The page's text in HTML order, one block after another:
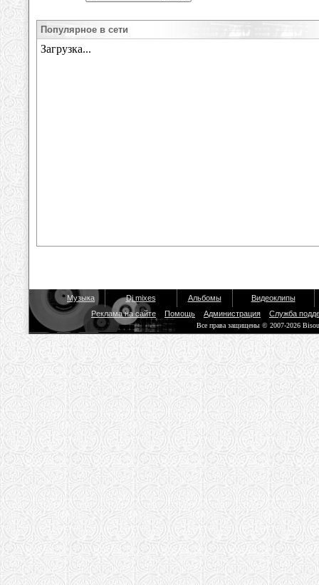
Популярное в сети
Музыка Dj mixes Альбомы
Видеоклипы
Реклама на сайте
Помощь Администрация Служба
Все права защищены © 2007-2026